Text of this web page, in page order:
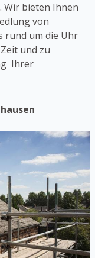
Wir bieten Ihnen
von
rund um die Uhr
und zu
Ihrer